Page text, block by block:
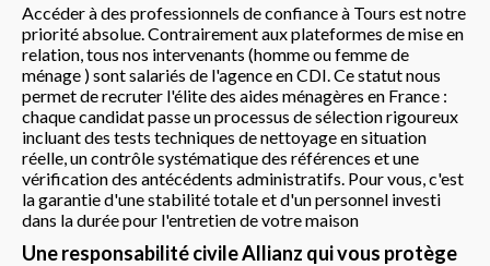
Accéder à des professionnels de confiance à Tours est notre
priorité absolue. Contrairement aux plateformes de mise en
relation, tous nos intervenants (homme ou femme de
ménage ) sont salariés de l'agence en CDI. Ce statut nous
permet de recruter l'élite des aides ménagères en France :
chaque candidat passe un processus de sélection rigoureux
incluant des tests techniques de nettoyage en situation
réelle, un contrôle systématique des références et une
vérification des antécédents administratifs. Pour vous, c'est
la garantie d'une stabilité totale et d'un personnel investi
dans la durée pour l'entretien de votre maison
Une responsabilité civile Allianz qui vous protège